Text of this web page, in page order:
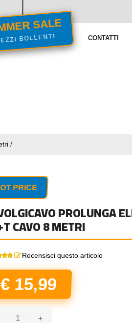
SALE
BOLLENTI
VENDITE FLASH CONTATTI
/
PRICE
PROLUNGA
CAVO 8 METRI
Recensisci questo articolo
€ 15,99
+